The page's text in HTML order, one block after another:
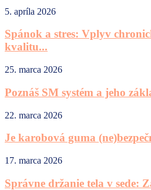
5. apríla 2026
Spánok a stres: Vplyv
kvalitu...
25. marca 2026
Poznáš SM systém a jeho
22. marca 2026
Je karobová guma
17. marca 2026
Správne držanie tela v sede: